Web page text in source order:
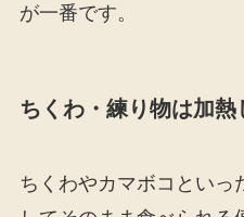
が一番です。
ちくわ・練り物は加熱
ちくわやカマボコといっ